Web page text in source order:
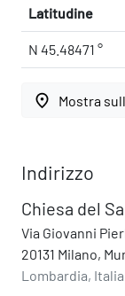
Latitudine
N 45.48471 °
place Mostra
Indirizzo
Chiesa del
Via Giovanni
20131 Milano,
Lombardia, Italia